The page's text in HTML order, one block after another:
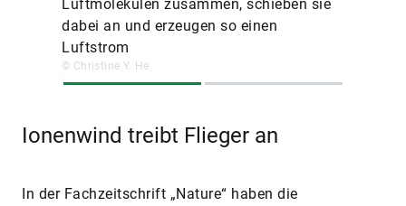
Luftmolekülen zusammen, schieben sie
dabei an und erzeugen so einen
Luftstrom
© Christine Y. He
Ionenwind treibt Flieger an
In der Fachzeitschrift „Nature“ haben die